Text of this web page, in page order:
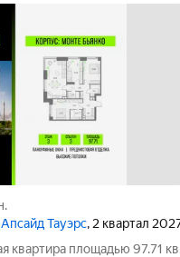
Тауэрс, 2 квартал
квартира площадью 97.71